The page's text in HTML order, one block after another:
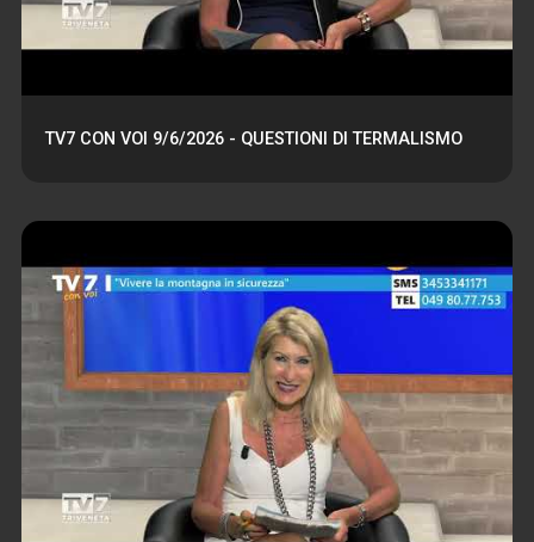
TV7 CON VOI 9/6/2026 - QUESTIONI DI TERMALISMO